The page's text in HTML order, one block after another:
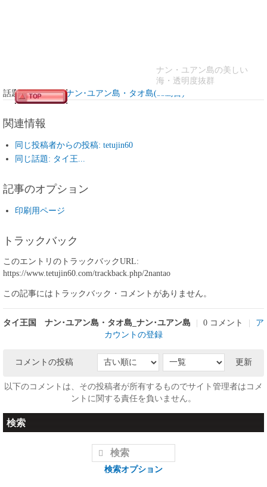
ナン・ユアン島の美しい
海・透明度抜群
話題:タイ王国 ナン･ユアン島・タオ島(53島目)
関連情報
同じ投稿者からの投稿: tetujin60
同じ話題: タイ王...
記事のオプション
印刷用ページ
トラックバック
このエントリのトラックバックURL:
https://www.tetujin60.com/trackback.php/2nantao
この記事にはトラックバック・コメントがありません。
タイ王国 ナン･ユアン島・タオ島_ナン･ユアン島 0 コメント
ア
カウントの登録
コメントの投稿 更新
以下のコメントは、その投稿者が所有するものでサイト管理者はコメ
ントに関する責任を負いません。
検索
検索オプション